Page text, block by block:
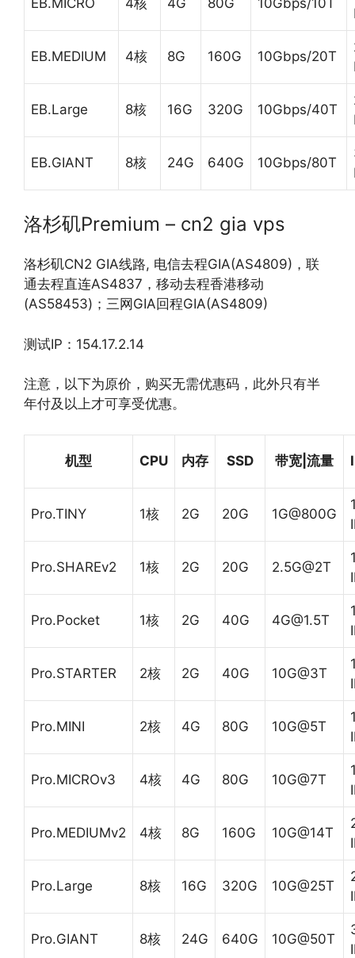
EB.MEDIUM 4核 8G 160G 10Gbps/20T
EB.Large 8核 16G 320G 10Gbps/40T
EB.GIANT 8核 24G 640G 10Gbps/80T
洛杉矶Premium – cn2 gia vps
洛杉矶CN2 GIA线路, 电信去程GIA(AS4809)，联
通去程直连AS4837，移动去程香港移动
(AS58453)；三网GIA回程GIA(AS4809)
测试IP：154.17.2.14
注意，以下为原价，购买无需优惠码，此外只有半
年付及以上才可享受优惠。
机型 CPU 内存 SSD 带宽|流量
Pro.TINY 1核 2G 20G 1G@800G
Pro.SHAREv2 1核 2G 20G 2.5G@2T
Pro.Pocket 1核 2G 40G 4G@1.5T
Pro.STARTER 2核 2G 40G 10G@3T
Pro.MINI 2核 4G 80G 10G@5T
Pro.MICROv3 4核 4G 80G 10G@7T
Pro.MEDIUMv2 4核 8G 160G 10G@14T
Pro.Large 8核 16G 320G 10G@25T
Pro.GIANT 8核 24G 640G 10G@50T